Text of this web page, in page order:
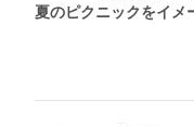
夏のピクニックをイ